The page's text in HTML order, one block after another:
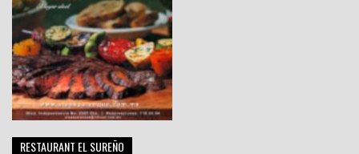
RESTAURANT EL SUREÑO